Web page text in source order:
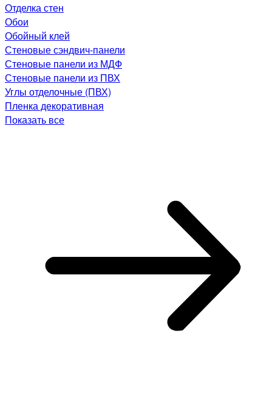
Отделка стен
Обои
Обойный клей
Стеновые сэндвич-панели
Стеновые панели из МДФ
Стеновые панели из ПВХ
Углы отделочные (ПВХ)
Пленка декоративная
Показать все